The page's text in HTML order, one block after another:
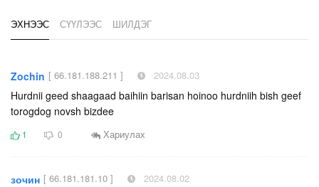
ЭХНЭЭС СҮҮЛЭЭС ШИЛДЭГ
Zochin [ 66.181.188.211 ] 2024.08.03
Hurdnii geed shaagaad baihiin barisan hoinoo hurdniih bish geef
torogdog novsh bizdee
1 0 Хариулах
зочин [ 66.181.181.10 ] 2024.08.02